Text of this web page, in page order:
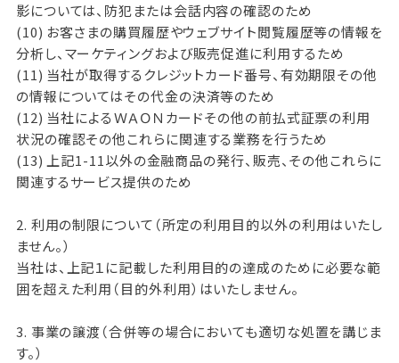
影については、防犯または会話内容の確認のため
(10) お客さまの購買履歴やウェブサイト閲覧履歴等の情報を
分析し、マーケティングおよび販売促進に利用するため
(11) 当社が取得するクレジットカード番号、有効期限その他
の情報についてはその代金の決済等のため
(12) 当社によるＷＡＯＮカードその他の前払式証票の利用
状況の確認その他これらに関連する業務を行うため
(13) 上記1-11以外の金融商品の発行、販売、その他これらに
関連するサービス提供のため
2. 利用の制限について（所定の利用目的以外の利用はいたし
ません。）
当社は、上記１に記載した利用目的の達成のために必要な範
囲を超えた利用（目的外利用）はいたしません。
3. 事業の譲渡（合併等の場合においても適切な処置を講じま
す。）